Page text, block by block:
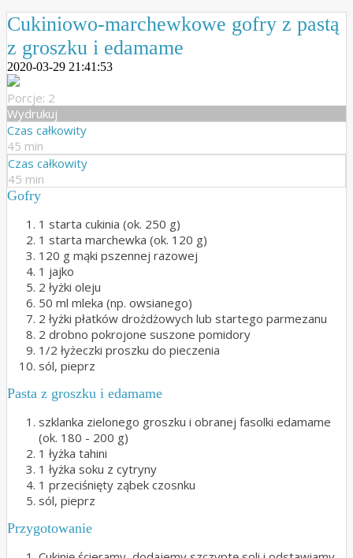
Cukiniowo-marchewkowe gofry z pastą
z groszku i edamame
2020-03-29 21:41:53
Porcje: 2
Wydrukuj
Czas całkowity
45 min
Czas całkowity
45 min
Gofry
1 starta cukinia (ok. 250 g)
1 starta marchewka (ok. 120 g)
120 g mąki pszennej razowej
1 jajko
2 łyżki oleju
50 ml mleka (np. owsianego)
2 łyżki płatków drożdżowych lub startego parmezanu
2 drobno pokrojone suszone pomidory
1/2 łyżeczki proszku do pieczenia
sól, pieprz
Pasta z groszku i edamame
szklanka zielonego groszku i obranej fasolki edamame
(ok. 180 - 200 g)
1 łyżka tahini
1 łyżka soku z cytryny
1 przeciśnięty ząbek czosnku
sól, pieprz
Przygotowanie